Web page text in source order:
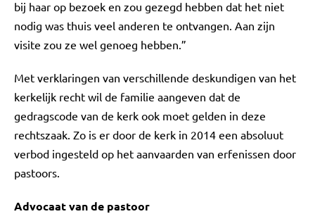
bij haar op bezoek en zou gezegd hebben dat het niet
nodig was thuis veel anderen te ontvangen. Aan zijn
visite zou ze wel genoeg hebben.”
Met verklaringen van verschillende deskundigen van het
kerkelijk recht wil de familie aangeven dat de
gedragscode van de kerk ook moet gelden in deze
rechtszaak. Zo is er door de kerk in 2014 een absoluut
verbod ingesteld op het aanvaarden van erfenissen door
pastoors.
Advocaat van de pastoor